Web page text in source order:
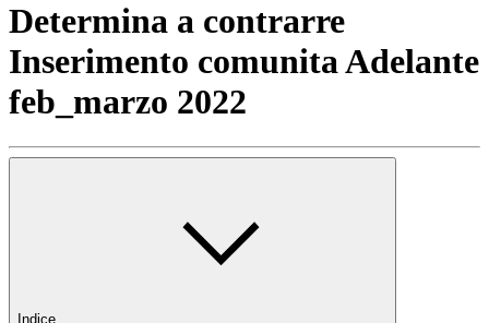
Determina a contrarre
Inserimento comunita Adelante
feb_marzo 2022
Indice